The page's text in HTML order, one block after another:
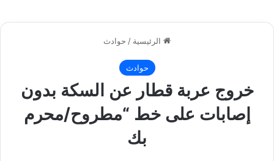
الرئيسية / حوادث
حوادث
خروج عربة قطار عن السكة بدون
إصابات على خط “مطروح/محرم
بك